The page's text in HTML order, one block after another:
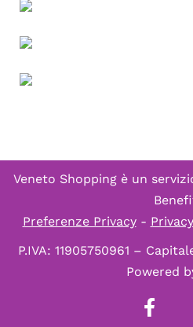
Veneto Shopping è un
Preferenze Privacy-
P.IVA: 11905750961 –
Powered